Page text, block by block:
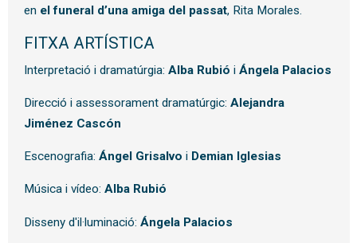
en el funeral d’una amiga del passat, Rita Morales.
FITXA ARTÍSTICA
Interpretació i dramatúrgia: Alba Rubió i Ángela Palacios
Direcció i assessorament dramatúrgic: Alejandra
Jiménez Cascón
Escenografia: Ángel Grisalvo i Demian Iglesias
Música i vídeo: Alba Rubió
Disseny d'il·luminació: Ángela Palacios